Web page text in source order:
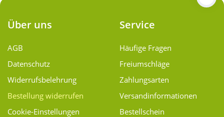
Über uns
AGB
Datenschutz
Widerrufsbelehrung
Bestellung widerrufen
Cookie-Einstellungen
Service
Häufige Fragen
Freiumschläge
Zahlungsarten
Versand­informationen
Bestellschein